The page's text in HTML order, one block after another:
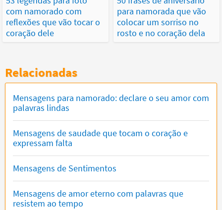
com namorado com
reflexões que vão tocar o
coração dele
para namorada que vão
colocar um sorriso no
rosto e no coração dela
Relacionadas
Mensagens para namorado: declare o seu amor com
palavras lindas
Mensagens de saudade que tocam o coração e
expressam falta
Mensagens de Sentimentos
Mensagens de amor eterno com palavras que
resistem ao tempo